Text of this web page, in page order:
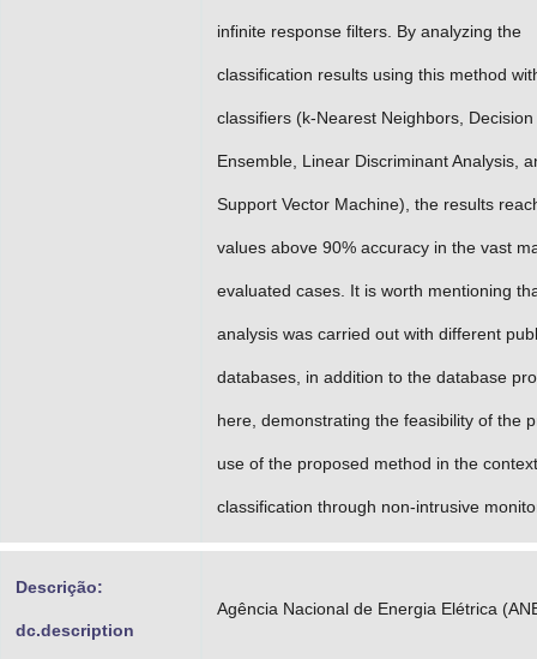
infinite response filters. By analyzing the
classification results using this method
classifiers (k-Nearest Neighbors,
Ensemble, Linear Discriminant Analysis,
Support Vector Machine), the results
values above 90% accuracy in the vast
evaluated cases. It is worth mentioning
analysis was carried out with different
databases, in addition to the database
here, demonstrating the feasibility of the
use of the proposed method in the
classification through non-intrusive
Descrição:
dc.description
Agência Nacional de Energia Elétrica